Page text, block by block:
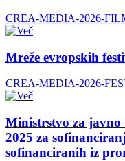
CREA-MEDIA-2026-
Mreže evropskih
CREA-MEDIA-2026-
Ministrstvo za javno
2025 za
sofinanciranih iz